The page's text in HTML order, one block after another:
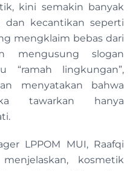
kini semakin banyak
kecantikan seperti
mengklaim bebas dari
mengusung slogan
“ramah lingkungan”,
menyatakan bahwa
tawarkan hanya
LPPOM MUI, Raafqi
menjelaskan, kosmetik